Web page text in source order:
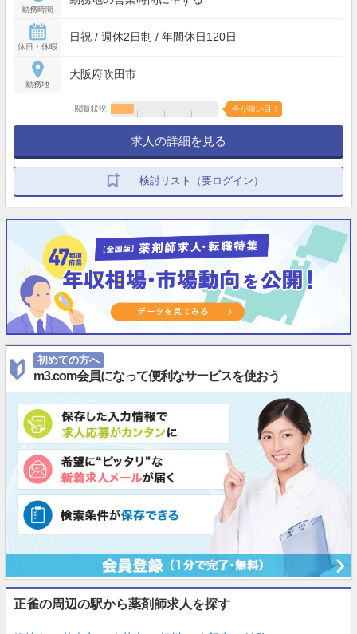
勤務時間
休日・休暇
日祝 / 週休2日制 / 年間休日120日
勤務地
大阪府吹田市
閲覧状況 今が狙い目！
求人の詳細を見る
検討リスト（要ログイン）
初めての方へ
m3.com会員になって便利なサービスを使おう
正雀の周辺の駅から薬剤師求人を探す